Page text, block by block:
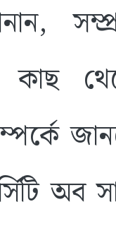
কাছ
অব